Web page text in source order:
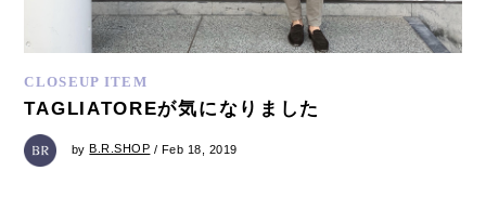
CLOSEUP ITEM
TAGLIATOREが気になりました
by B.R.SHOP / Feb 18, 2019